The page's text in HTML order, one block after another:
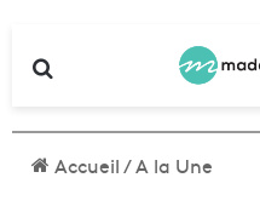
Accueil/A la Une